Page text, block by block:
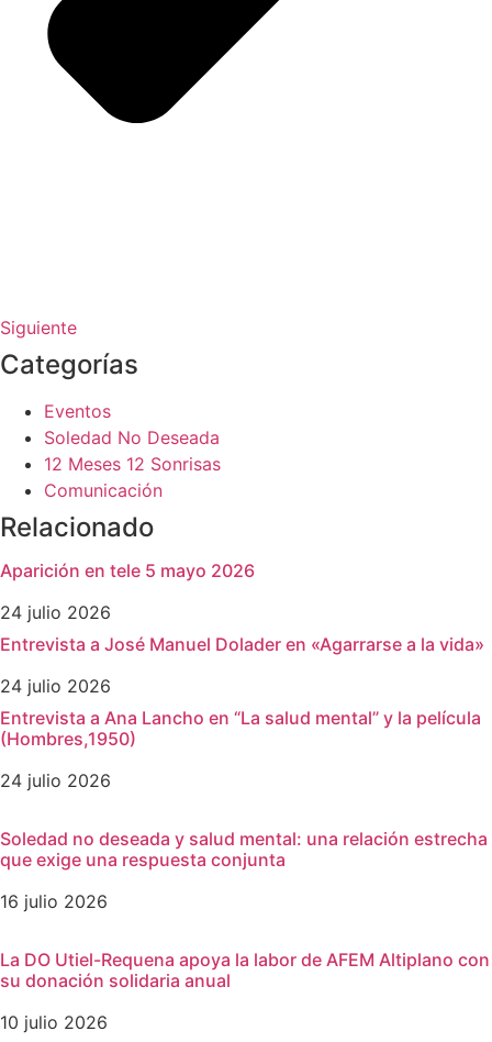
Siguiente
Categorías
Eventos
Soledad No Deseada
12 Meses 12 Sonrisas
Comunicación
Relacionado
Aparición en tele 5 mayo 2026
24 julio 2026
Entrevista a José Manuel Dolader en «Agarrarse a la vida»
24 julio 2026
Entrevista a Ana Lancho en “La salud mental” y la película
(Hombres,1950)
24 julio 2026
Soledad no deseada y salud mental: una relación estrecha
que exige una respuesta conjunta
16 julio 2026
La DO Utiel-Requena apoya la labor de AFEM Altiplano con
su donación solidaria anual
10 julio 2026